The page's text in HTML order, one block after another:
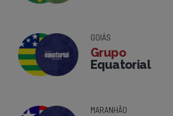
GOIÁS
Grupo
Equatorial
MARANHÃO